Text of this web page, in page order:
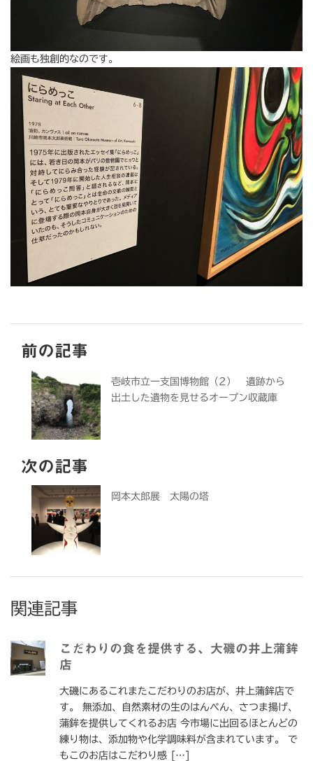
絵画も独創的なのです。
前の記事
壱岐市立一支国博物館（2） 遺跡から
出土した遺物を見せるオープン収蔵庫
次の記事
岡本太郎展 太陽の塔
関連記事
こだわりの食を提供する、大磯の井上蒲鉾
店
大磯にあるこれまたこだわりのお店が、井上蒲鉾店で
す。 無添加、自然素材の生のはんぺん、さつま揚げ、
蒲鉾を提供してくれるお店 今市場に出回るほとんどの
練り物は、添加物や化学調味料が含まれています。 で
もこのお店はこだわり感 […]